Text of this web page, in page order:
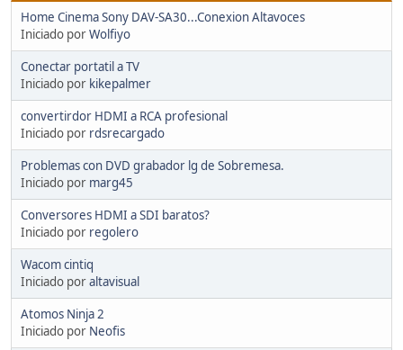
Home Cinema Sony DAV-SA30...Conexion Altavoces
Iniciado porWolfiyo
Conectar portatil a TV
Iniciado por kikepalmer
convertirdor HDMI a RCA profesional
Iniciado por rdsrecargado
Problemas con DVD grabador lg de Sobremesa.
Iniciado por marg45
Conversores HDMI a SDI baratos?
Iniciado por regolero
Wacom cintiq
Iniciado poraltavisual
Atomos Ninja 2
Iniciado por Neofis